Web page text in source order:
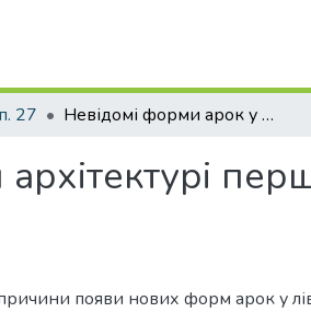
27 Невідомі форми арок у Ліванській архітектурі першої половини ХХ сторіччя
причини появи нових форм арок у